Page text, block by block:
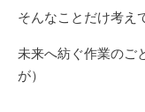
そんなことだけ考え
未来へ紡ぐ作業のご
が）